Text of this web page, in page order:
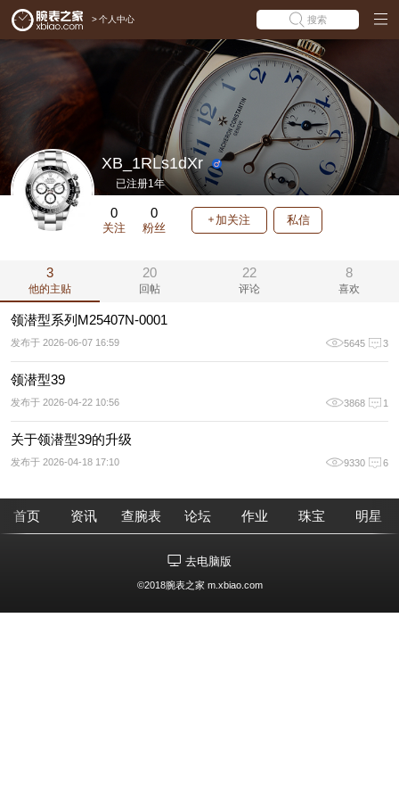
> 个人中心 搜索
XB_1RLs1dXr
已注册1年
0
关注
0
粉丝
加关注 私信
3
他的主贴
20
回帖
22
评论
8
喜欢
领潜型系列M25407N-0001
发布于 2026-06-07 16:59 5645 3
领潜型39
发布于 2026-04-22 10:56 3868 1
关于领潜型39的升级
发布于 2026-04-18 17:10 9330 6
首页 资讯 查腕表 论坛 作业 珠宝 明星
去电脑版
©2018腕表之家 m.xbiao.com